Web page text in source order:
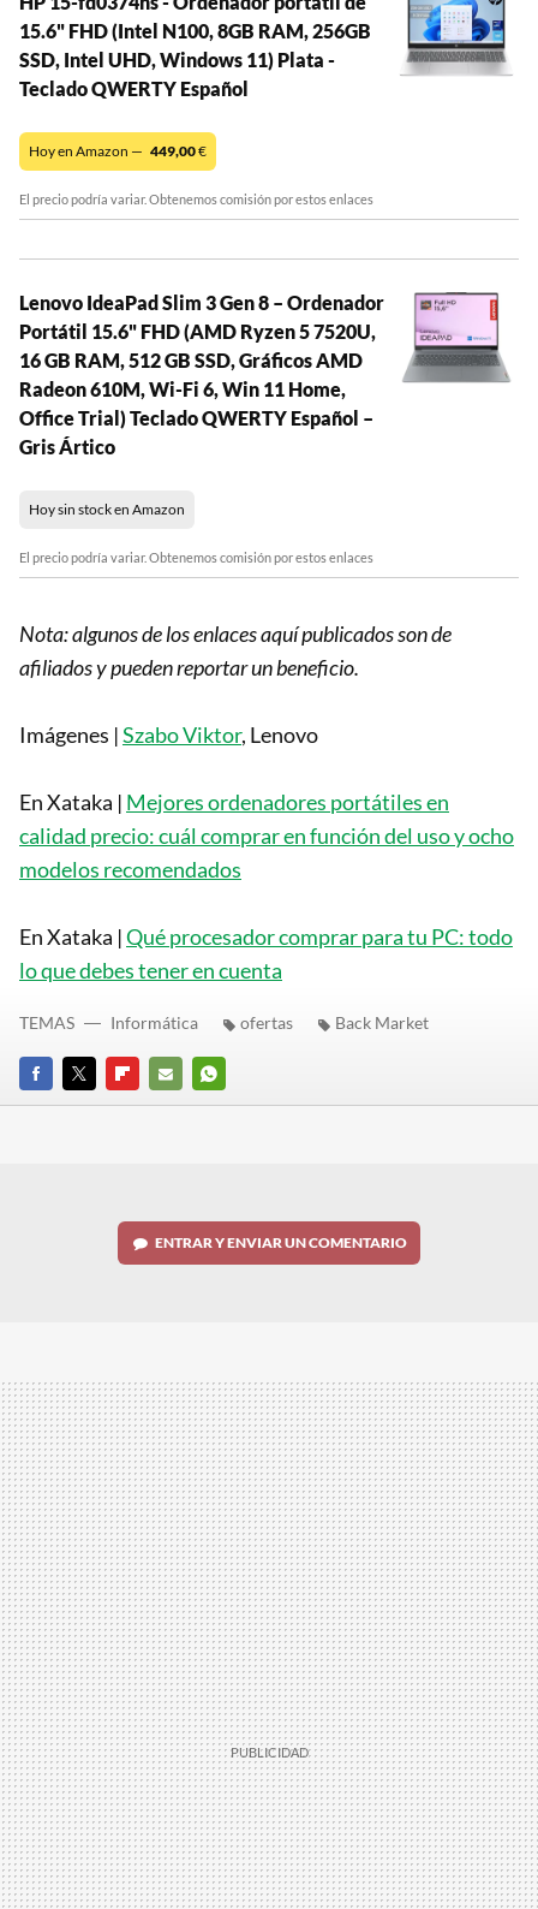
15.6" FHD (Intel N100, 8GB RAM, 256GB
SSD, Intel UHD, Windows 11) Plata -
Teclado QWERTY Español
Hoy en Amazon — 449,00€
El precio podría variar. Obtenemos comisión por estos enlaces
Lenovo IdeaPad Slim 3 Gen 8 – Ordenador
Portátil 15.6" FHD (AMD Ryzen 5 7520U,
16 GB RAM, 512 GB SSD, Gráficos AMD
Radeon 610M, Wi-Fi 6, Win 11 Home,
Office Trial) Teclado QWERTY Español –
Gris Ártico
Hoy sin stock en Amazon
El precio podría variar. Obtenemos comisión por estos enlaces
Nota: algunos de los enlaces aquí publicados son de
afiliados y pueden reportar un beneficio.
Imágenes |Szabo Viktor, Lenovo
En Xataka | Mejores ordenadores portátiles en
calidad precio: cuál comprar en función del uso y ocho
modelos recomendados
En Xataka |Qué procesador comprar para tu PC: todo
lo que debes tener en cuenta
FACEBOOK
TWITTERFLIPBOARD
E-
WHATSAPP
TEMAS Informática ofertas Back Market
ENTRAR Y ENVIAR UN COMENTARIO